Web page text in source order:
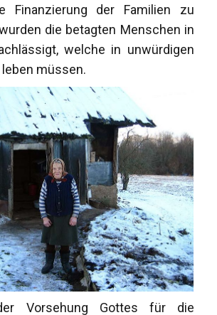
Finanzierung der Familien zu
die betagten Menschen in
welche in unwürdigen
müssen.
Vorsehung Gottes für die